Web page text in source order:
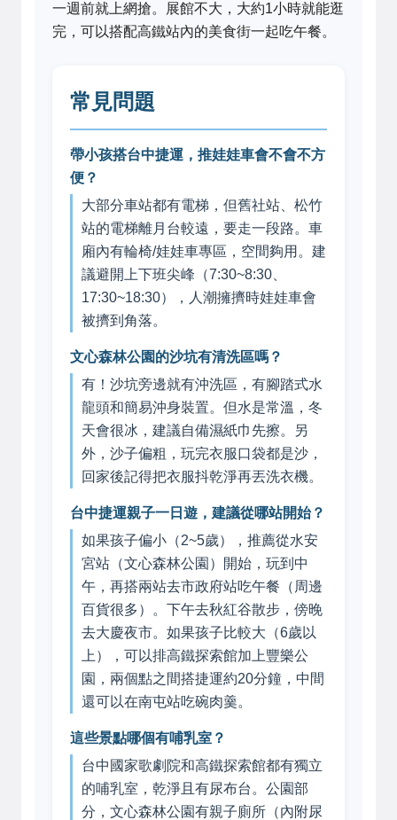
一週前就上網搶。展館不大，大約1小時就能逛
完，可以搭配高鐵站內的美食街一起吃午餐。
常見問題
帶小孩搭台中捷運，推娃娃車會不會不方
便？
大部分車站都有電梯，但舊社站、松竹
站的電梯離月台較遠，要走一段路。車
廂內有輪椅/娃娃車專區，空間夠用。建
議避開上下班尖峰（7:30~8:30、
17:30~18:30），人潮擁擠時娃娃車會
被擠到角落。
文心森林公園的沙坑有清洗區嗎？
有！沙坑旁邊就有沖洗區，有腳踏式水
龍頭和簡易沖身裝置。但水是常溫，冬
天會很冰，建議自備濕紙巾先擦。另
外，沙子偏粗，玩完衣服口袋都是沙，
回家後記得把衣服抖乾淨再丟洗衣機。
台中捷運親子一日遊，建議從哪站開始？
如果孩子偏小（2~5歲），推薦從水安
宮站（文心森林公園）開始，玩到中
午，再搭兩站去市政府站吃午餐（周邊
百貨很多）。下午去秋紅谷散步，傍晚
去大慶夜市。如果孩子比較大（6歲以
上），可以排高鐵探索館加上豐樂公
園，兩個點之間搭捷運約20分鐘，中間
還可以在南屯站吃碗肉羹。
這些景點哪個有哺乳室？
台中國家歌劇院和高鐵探索館都有獨立
的哺乳室，乾淨且有尿布台。公園部
分，文心森林公園有親子廁所（內附尿